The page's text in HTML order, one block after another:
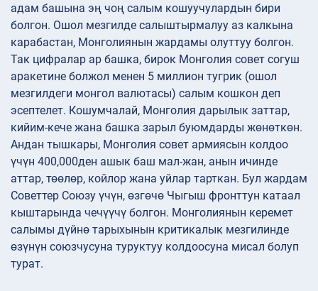
адам башына эң чоң салым кошуучулардын бири
болгон. Ошол мезгилде салыштырмалуу аз калкына
карабастан, Монголиянын жардамы олуттуу болгон.
Так цифралар ар башка, бирок Монголия совет согуш
аракетине болжол менен 5 миллион тугрик (ошол
мезгилдеги монгол валютасы) салым кошкон деп
эсептелет. Кошумчалай, Монголия дарылык заттар,
кийим-кече жана башка зарыл буюмдарды жөнөткөн.
Андан тышкары, Монголия совет армиясын колдоо
үчүн 400,000ден ашык баш мал-жан, анын ичинде
аттар, төөлөр, койлор жана уйлар тарткан. Бул жардам
Советтер Союзу үчүн, өзгөчө Чыгыш фронттун катаал
кыштарында чечүүчү болгон. Монголиянын керемет
салымы дүйнө тарыхынын критикалык мезгилинде
өзүнүн союзчусуна туруктуу колдоосуна мисал болуп
турат.